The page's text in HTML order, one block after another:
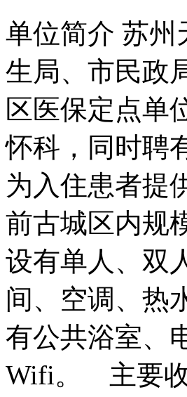
单位简介 苏州
生局、市民政
区医保定点单
怀科，同时聘
为入住患者提
前古城区内规
设有单人、双
间、空调、热
有公共浴室、
Wifi。 主要收